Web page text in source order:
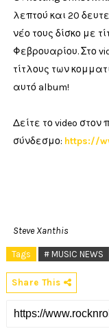
λεπτού και 20
νέο τους δίσκο με
Φεβρουαρίου. Στο
τίτλους των
αυτό album!
Δείτε το video
σύνδεσμο: https://
Steve Xanthis
Tags # MUSIC NEWS
Share This